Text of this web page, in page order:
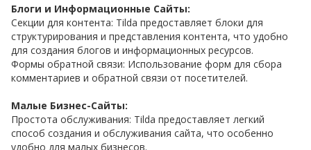
Блоги и Информационные Сайты:
Секции для контента: Tilda предоставляет блоки для
структурирования и представления контента, что удобно
для создания блогов и информационных ресурсов.
Формы обратной связи: Использование форм для сбора
комментариев и обратной связи от посетителей.
Малые Бизнес-Сайты:
Простота обслуживания: Tilda предоставляет легкий
способ создания и обслуживания сайта, что особенно
удобно для малых бизнесов.